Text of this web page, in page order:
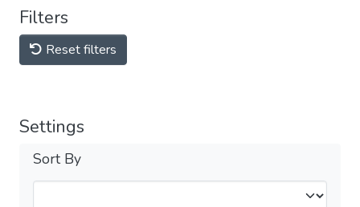
Filters
Reset filters
Settings
Sort By